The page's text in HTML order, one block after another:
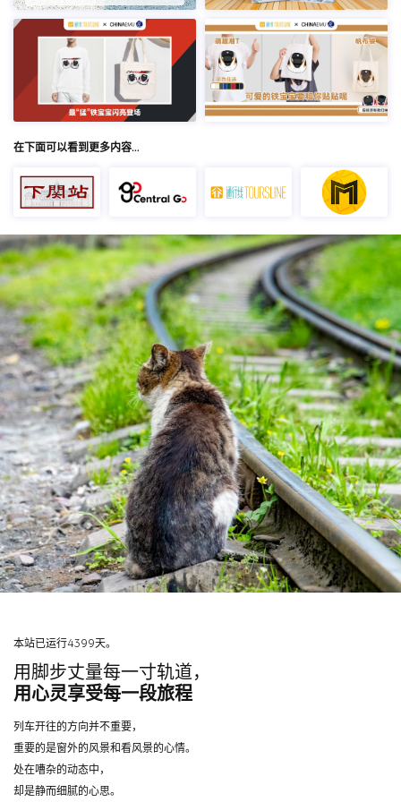
在下面可以看到更多内容…
本站已运行4399天。
用脚步丈量每一寸轨道，
用心灵享受每一段旅程
列车开往的方向并不重要，
重要的是窗外的风景和看风景的心情。
处在嘈杂的动态中，
却是静而细腻的心思。